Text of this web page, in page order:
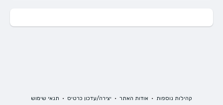
קהילות נוספות • אודות האתר • יצירה/עדכון כרטיס • תנאי שימוש